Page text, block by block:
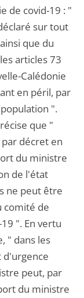
de covid-19 : "
sur tout
que du
articles 73
Calédonie
en péril, par
".
que "
décret en
du ministre
de l'état
ne peut être
comité de
". En vertu
" dans les
peut, par
du ministre